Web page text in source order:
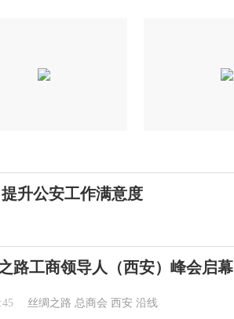
升公安工作满意度
路工商领导人（西安）峰会启幕
丝绸之路 总商会 西安 沿线